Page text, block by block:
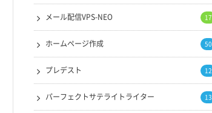
メール配信VPS-NEO 17
ホームページ作成 50
プレデスト 12
パーフェクトサテライトライター 13